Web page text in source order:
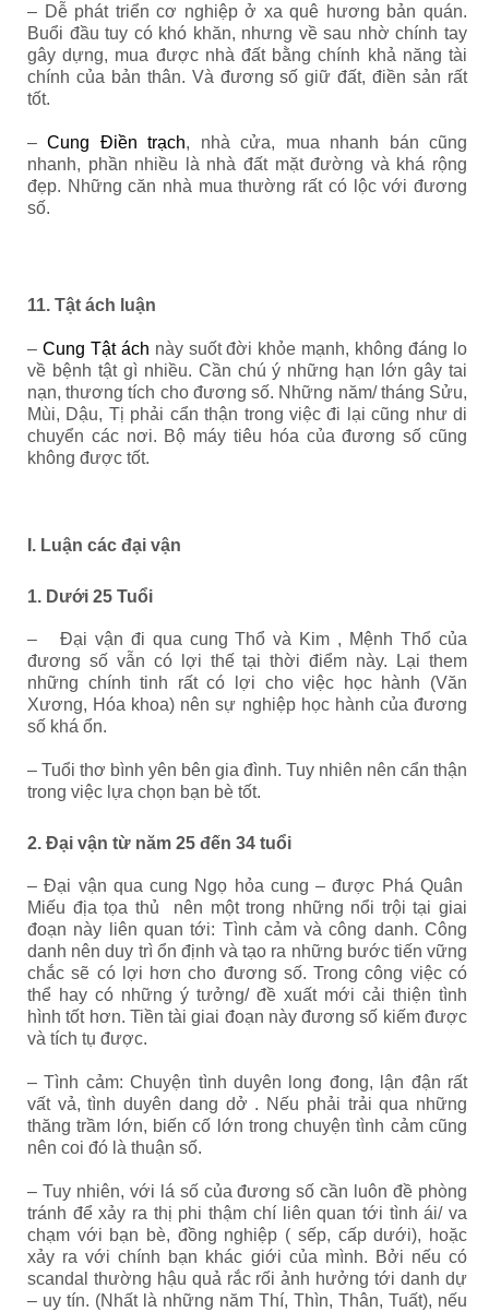
– Dễ phát triển cơ nghiệp ở xa quê hương bản quán.
Buổi đầu tuy có khó khăn, nhưng về sau nhờ chính tay
gây dựng, mua được nhà đất bằng chính khả năng tài
chính của bản thân. Và đương số giữ đất, điền sản rất
tốt.
–Cung Điền trạch, nhà cửa, mua nhanh bán cũng
nhanh, phần nhiều là nhà đất mặt đường và khá rộng
đẹp. Những căn nhà mua thường rất có lộc với đương
số.
11. Tật ách luận
– Cung Tật ách này suốt đời khỏe mạnh, không đáng lo
về bệnh tật gì nhiều. Cần chú ý những hạn lớn gây tai
nạn, thương tích cho đương số. Những năm/ tháng Sửu,
Mùi, Dậu, Tị phải cẩn thận trong việc đi lại cũng như di
chuyển các nơi. Bộ máy tiêu hóa của đương số cũng
không được tốt.
I. Luận các đại vận
1. Dưới 25 Tuổi
– Đại vận đi qua cung Thổ và Kim , Mệnh Thổ của
đương số vẫn có lợi thế tại thời điểm này. Lại them
những chính tinh rất có lợi cho việc học hành (Văn
Xương, Hóa khoa) nên sự nghiệp học hành của đương
số khá ổn.
– Tuổi thơ bình yên bên gia đình. Tuy nhiên nên cẩn thận
trong việc lựa chọn bạn bè tốt.
2. Đại vận từ năm 25 đến 34 tuổi
– Đại vận qua cung Ngọ hỏa cung – được Phá Quân
Miếu địa tọa thủ nên một trong những nổi trội tại giai
đoạn này liên quan tới: Tình cảm và công danh. Công
danh nên duy trì ổn định và tạo ra những bước tiến vững
chắc sẽ có lợi hơn cho đương số. Trong công việc có
thể hay có những ý tưởng/ đề xuất mới cải thiện tình
hình tốt hơn. Tiền tài giai đoạn này đương số kiếm được
và tích tụ được.
– Tình cảm: Chuyện tình duyên long đong, lận đận rất
vất vả, tình duyên dang dở . Nếu phải trải qua những
thăng trầm lớn, biến cố lớn trong chuyện tình cảm cũng
nên coi đó là thuận số.
– Tuy nhiên, với lá số của đương số cần luôn đề phòng
tránh để xảy ra thị phi thậm chí liên quan tới tình ái/ va
chạm với bạn bè, đồng nghiệp ( sếp, cấp dưới), hoặc
xảy ra với chính bạn khác giới của mình. Bởi nếu có
scandal thường hậu quả rắc rối ảnh hưởng tới danh dự
– uy tín. (Nhất là những năm Thí, Thìn, Thân, Tuất), nếu